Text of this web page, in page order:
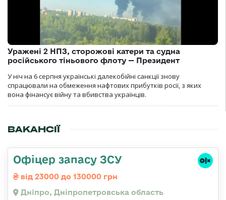
Уражені 2 НПЗ, сторожові катери та судна
російського тіньового флоту — Президент
У ніч на 6 серпня українські далекобійні санкції знову
спрацювали на обмеження нафтових прибутків росії, з яких
вона фінансує війну та вбивства українців.
ВАКАНСІЇ
Офіцер запасу ЗСУ
від 23000 до 130000 грн
Дніпро, Дніпропетровська область